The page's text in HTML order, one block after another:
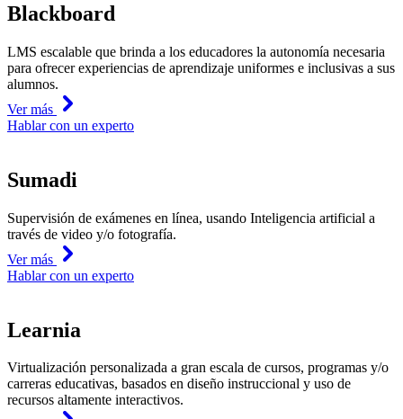
Blackboard
LMS escalable que brinda a los educadores la autonomía necesaria
para ofrecer experiencias de aprendizaje uniformes e inclusivas a sus
alumnos.
Ver más
Hablar con un experto
Sumadi
Supervisión de exámenes en línea, usando Inteligencia artificial a
través de video y/o fotografía.
Ver más
Hablar con un experto
Learnia
Virtualización personalizada a gran escala de cursos, programas y/o
carreras educativas, basados en diseño instruccional y uso de
recursos altamente interactivos.